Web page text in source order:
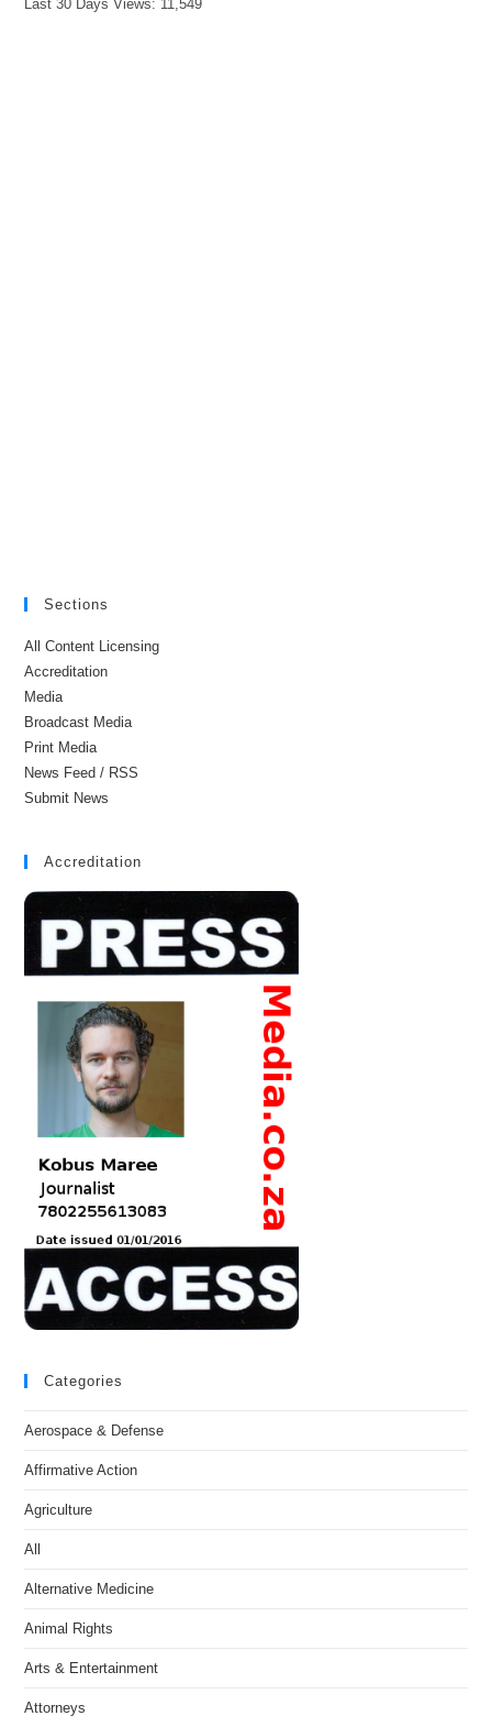
Last 30 Days Views: 11,549
Sections
All Content Licensing
Accreditation
Media
Broadcast Media
Print Media
News Feed / RSS
Submit News
Accreditation
Categories
Aerospace & Defense
Affirmative Action
Agriculture
All
Alternative Medicine
Animal Rights
Arts & Entertainment
Attorneys